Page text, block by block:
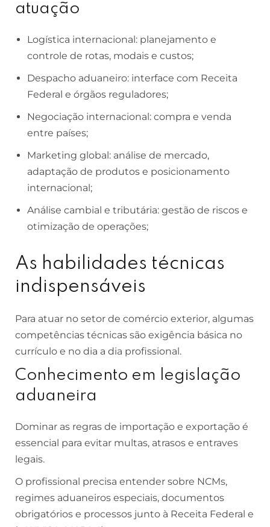
atuação
Logística internacional: planejamento e
controle de rotas, modais e custos;
Despacho aduaneiro: interface com Receita
Federal e órgãos reguladores;
Negociação internacional: compra e venda
entre países;
Marketing global: análise de mercado,
adaptação de produtos e posicionamento
internacional;
Análise cambial e tributária: gestão de riscos e
otimização de operações;
As habilidades técnicas
indispensáveis
Para atuar no setor de comércio exterior, algumas
competências técnicas são exigência básica no
currículo e no dia a dia profissional.
Conhecimento em legislação
aduaneira
Dominar as regras de importação e exportação é
essencial para evitar multas, atrasos e entraves
legais.
O profissional precisa entender sobre NCMs,
regimes aduaneiros especiais, documentos
obrigatórios e processos junto à Receita Federal e